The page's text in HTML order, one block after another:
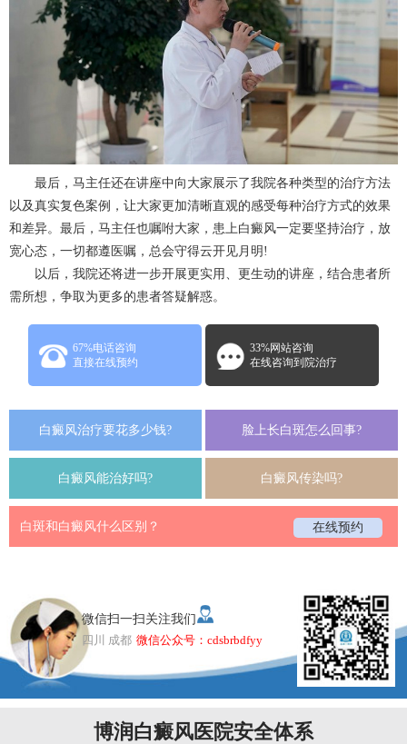
最后，马主任还在讲座中向大家展示了我院各种类型的治疗方法
以及真实复色案例，让大家更加清晰直观的感受每种治疗方式的效果
和差异。最后，马主任也嘱咐大家，患上白癜风一定要坚持治疗，放
宽心态，一切都遵医嘱，总会守得云开见月明!
以后，我院还将进一步开展更实用、更生动的讲座，结合患者所
需所想，争取为更多的患者答疑解惑。
67%电话咨询
直接在线预约
33%网站咨询
在线咨询到院治疗
白癜风治疗要花多少钱? 脸上长白斑怎么回事?
白癜风能治好吗? 白癜风传染吗?
白斑和白癜风什么区别？ 在线预约
微信扫一扫关注我们
四川 成都 微信公众号：cdsbrbdfyy
博润白癜风医院安全体系